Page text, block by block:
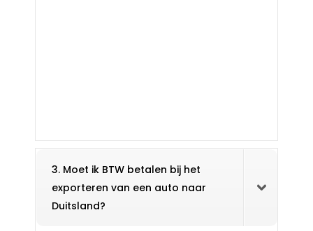
3. Moet ik BTW betalen bij het
exporteren van een auto naar
Duitsland?